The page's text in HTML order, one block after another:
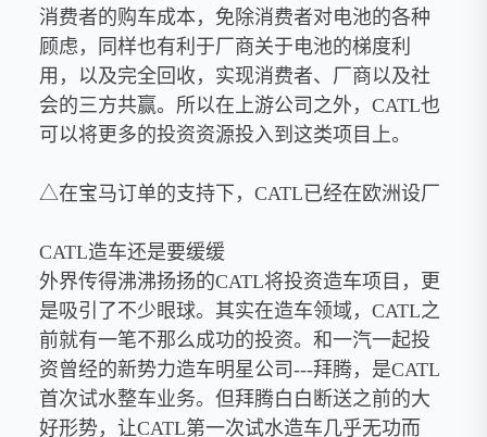
消费者的购车成本，免除消费者对电池的各种
顾虑，同样也有利于厂商关于电池的梯度利
用，以及完全回收，实现消费者、厂商以及社
会的三方共赢。所以在上游公司之外，CATL也
可以将更多的投资资源投入到这类项目上。
△在宝马订单的支持下，CATL已经在欧洲设厂
CATL造车还是要缓缓
外界传得沸沸扬扬的CATL将投资造车项目，更
是吸引了不少眼球。其实在造车领域，CATL之
前就有一笔不那么成功的投资。和一汽一起投
资曾经的新势力造车明星公司---拜腾，是CATL
首次试水整车业务。但拜腾白白断送之前的大
好形势，让CATL第一次试水造车几乎无功而